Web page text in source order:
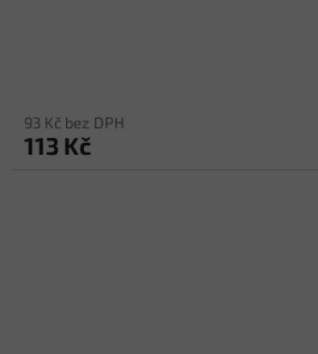
93 Kč bez DPH
113 Kč